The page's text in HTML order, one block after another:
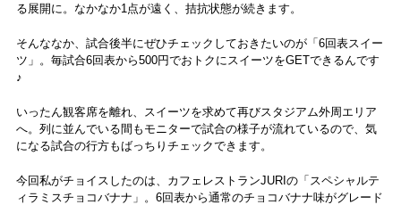
る展開に。なかなか1点が遠く、拮抗状態が続きます。
そんななか、試合後半にぜひチェックしておきたいのが「6回表スイー
ツ」。毎試合6回表から500円でおトクにスイーツをGETできるんです
♪
いったん観客席を離れ、スイーツを求めて再びスタジアム外周エリア
へ。列に並んでいる間もモニターで試合の様子が流れているので、気
になる試合の行方もばっちりチェックできます。
今回私がチョイスしたのは、カフェレストランJURIの「スペシャルテ
ィラミスチョコバナナ」。6回表から通常のチョコバナナ味がグレード